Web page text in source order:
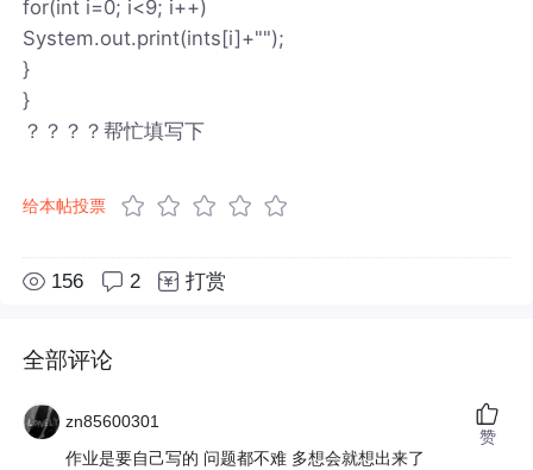
for(int i=0; i<9; i++)
System.out.print(ints[i]+"");
}
}
？？？？帮忙填写下
给本帖投票
156 2 打赏
全部评论
zn85600301
作业是要自己写的 问题都不难 多想会就想出来了
赞